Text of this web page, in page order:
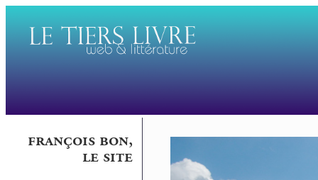
françois bon,
le site